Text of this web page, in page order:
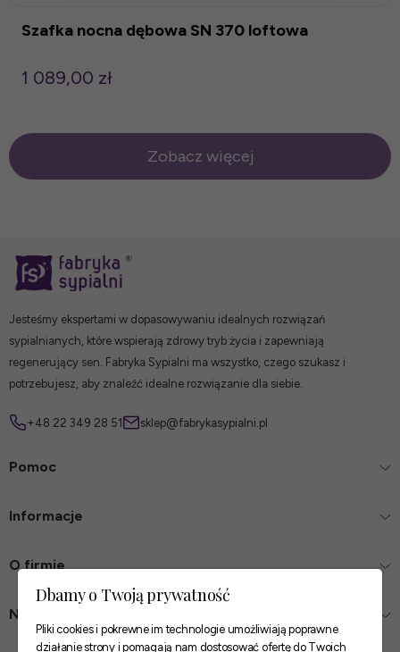
Szafka nocna dębowa SN 370 loftowa
1 089,00 zł
Zobacz więcej
Jesteśmy ekspertami w dopasowywaniu idealnych rozwiązań
sypialnianych, które wspierają zdrowy tryb życia i zapewniają
regenerujący sen. Fabryka Sypialni ma wszystko, czego szukasz i
potrzebujesz, aby znaleźć idealne rozwiązanie dla siebie.
+48 22 349 28 51 sklep@fabrykasypialni.pl
Pomoc
Informacje
O firmie
Nasze sklepy
Dbamy o Twoją prywatność
Pliki cookies i pokrewne im technologie umożliwiają poprawne
działanie strony i pomagają nam dostosować ofertę do Twoich